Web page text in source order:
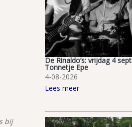
bij
De Rinaldo’s: vrijdag 4
Tonnetje Epe
4-08-2026
Lees meer